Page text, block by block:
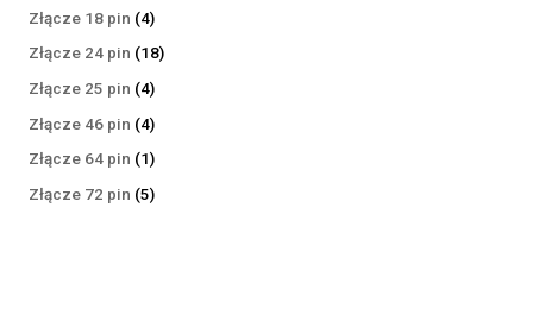
Złącze 18 pin 44
produkty
Złącze 24 pin 1818
Złącze 25 pin 44
produkty
Złącze 46 pin 44
produkty
Złącze 64 pin 11
produkt
Złącze 72 pin 55